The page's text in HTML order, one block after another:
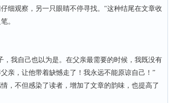
细观察，另一只眼睛不停寻找。"这种结尾在文章收
。
我自己也以为是。在父亲最需要的时候，我既没有
亲，让他带着缺憾走了！我永远不能原谅自己！”
不但感染了读者，增加了文章的韵味，也提高了